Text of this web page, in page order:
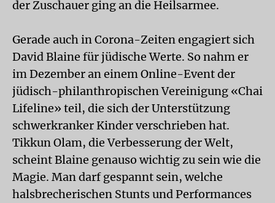
der Zuschauer ging an die Heilsarmee.
Gerade auch in Corona-Zeiten engagiert sich
David Blaine für jüdische Werte. So nahm er
im Dezember an einem Online-Event der
jüdisch-philanthropischen Vereinigung «Chai
Lifeline» teil, die sich der Unterstützung
schwerkranker Kinder verschrieben hat.
Tikkun Olam, die Verbesserung der Welt,
scheint Blaine genauso wichtig zu sein wie die
Magie. Man darf gespannt sein, welche
halsbrecherischen Stunts und Performances